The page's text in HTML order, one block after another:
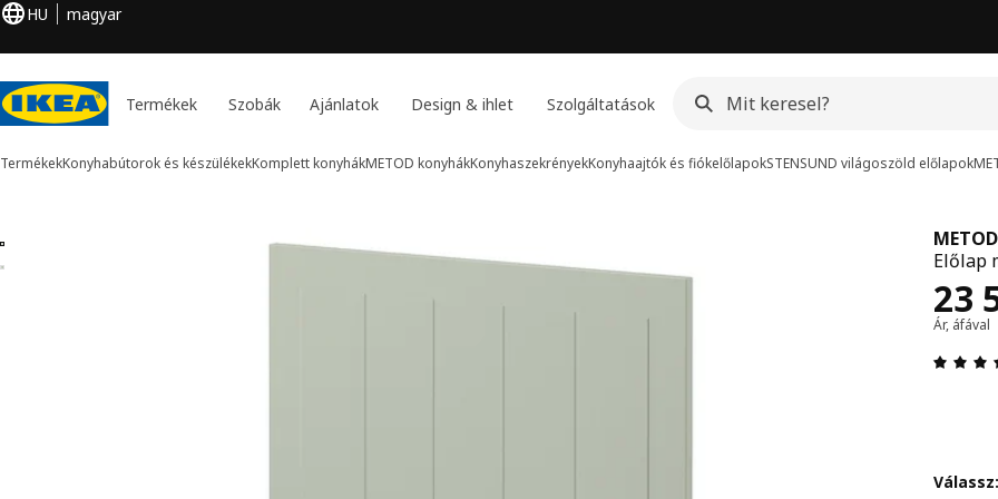
HU magyar
Termékek Szobák Ajánlatok Design & ihlet Szolgáltatások
TermékekKonyhabútorok és készülékekKomplett konyhákMETOD konyhákKonyhaszekrényekKonyhaajtók és fiókelőlapokSTENSUND világoszöld előlapok
2 METOD kép
kihagyása
METOD
Előlap
23
Ár
Ár, áfával